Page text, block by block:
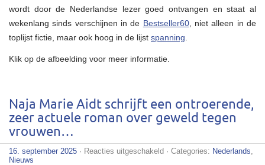
wordt door de Nederlandse lezer goed ontvangen en staat al
wekenlang sinds verschijnen in de Bestseller60, niet alleen in de
toplijst fictie, maar ook hoog in de lijst spanning
Klik op de afbeelding voor meer informatie.
Naja Marie Aidt schrijft een ontroerende,
zeer actuele roman over geweld tegen
vrouwen…
16. september 2025 · Reacties uitgeschakeldvoor
· Categories: Nederlands
Nieuws